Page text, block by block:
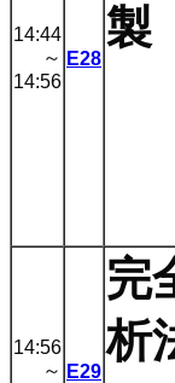
14:44
～
14:56
E28
製
14:56
～ E29
完
析